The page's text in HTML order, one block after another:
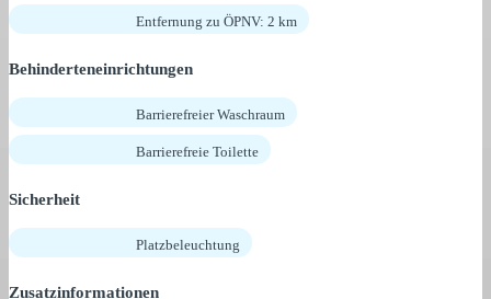
Entfernung zu ÖPNV: 2 km
Behinderteneinrichtungen
Barrierefreier Waschraum
Barrierefreie Toilette
Sicherheit
Platzbeleuchtung
Zusatzinformationen